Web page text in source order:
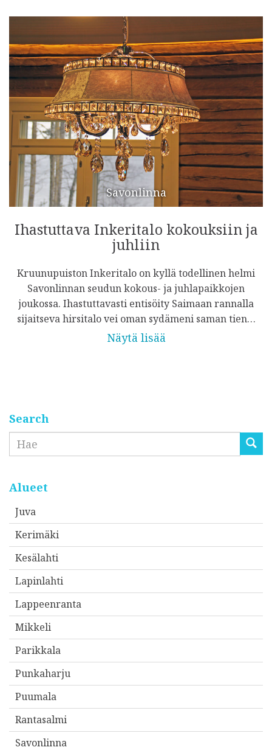
Savonlinna
Ihastuttava Inkeritalo kokouksiin ja
juhliin
Kruunupuiston Inkeritalo on kyllä todellinen helmi
Savonlinnan seudun kokous- ja juhlapaikkojen
joukossa. Ihastuttavasti entisöity Saimaan rannalla
sijaitseva hirsitalo vei oman sydämeni saman tien…
Näytä lisää
Search
Etsi
Alueet
Juva
Kerimäki
Kesälahti
Lapinlahti
Lappeenranta
Mikkeli
Parikkala
Punkaharju
Puumala
Rantasalmi
Savonlinna